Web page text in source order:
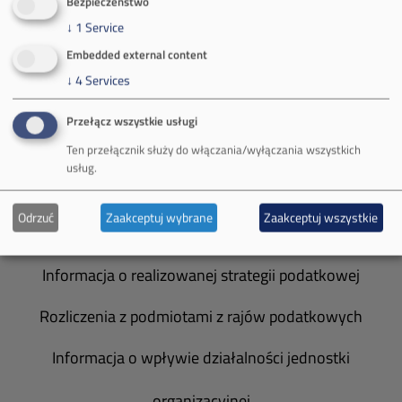
Zakład Górniczy Janina
Zakład Górniczy Sobieski
Galeria zdjęć
Informacja o realizowanej strategii podatkowej
Rozliczenia z podmiotami z rajów podatkowych
Informacja o wpływie działalności jednostki
↓ 1 Service
Embedded external content
↓ 4Services
Przełącz wszystkie usługi
Ten przełącznik służy do włączania/wyłączania wszystkich
usług.
Odrzuć Zaakceptuj wybrane Zaakceptuj wszystkie